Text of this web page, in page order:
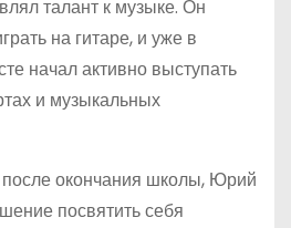
талант к музыке. Он
на гитаре, и уже в
начал активно выступать
и музыкальных
после окончания школы, Юрий
посвятить себя